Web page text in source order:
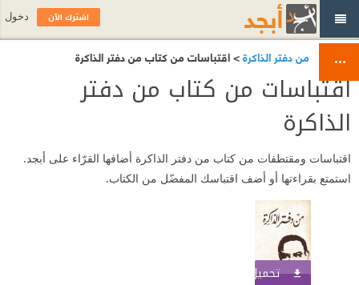
من دفتر الذاكرة> اقتباسات من كتاب من دفتر الذاكرة
اقتباسات من كتاب من دفتر
الذاكرة
اقتباسات ومقتطفات من كتاب من دفتر الذاكرة أضافها القرّاء على أبجد.
استمتع بقراءتها أو أضف اقتباسك المفضّل من الكتاب.
تحميل الكتاب
اشترك الآن دخول